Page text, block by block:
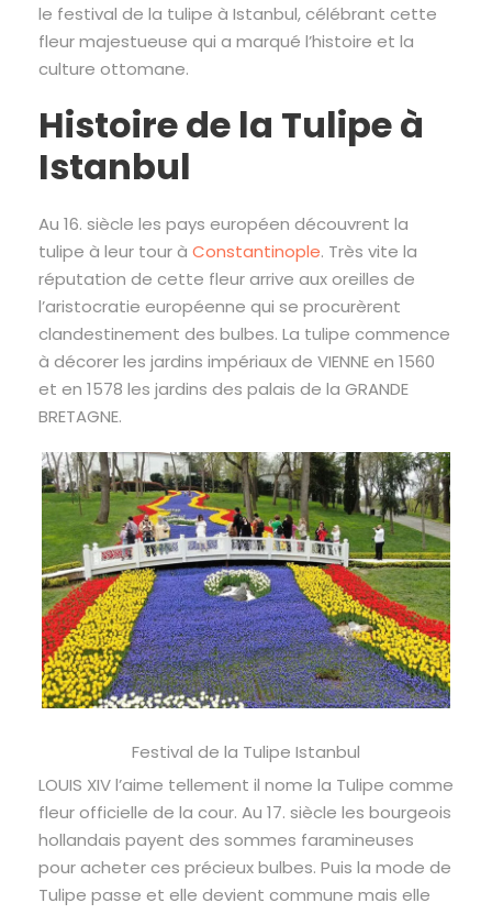
le festival de la tulipe à Istanbul, célébrant cette
fleur majestueuse qui a marqué l’histoire et la
culture ottomane.
Histoire de la Tulipe à
Istanbul
Au 16. siècle les pays européen découvrent la
tulipe à leur tour à Constantinople. Très vite la
réputation de cette fleur arrive aux oreilles de
l’aristocratie européenne qui se procurèrent
clandestinement des bulbes. La tulipe commence
à décorer les jardins impériaux de VIENNE en 1560
et en 1578 les jardins des palais de la GRANDE
BRETAGNE.
Festival de la Tulipe Istanbul
LOUIS XIV l’aime tellement il nome la Tulipe comme
fleur officielle de la cour. Au 17. siècle les bourgeois
hollandais payent des sommes faramineuses
pour acheter ces précieux bulbes. Puis la mode de
Tulipe passe et elle devient commune mais elle